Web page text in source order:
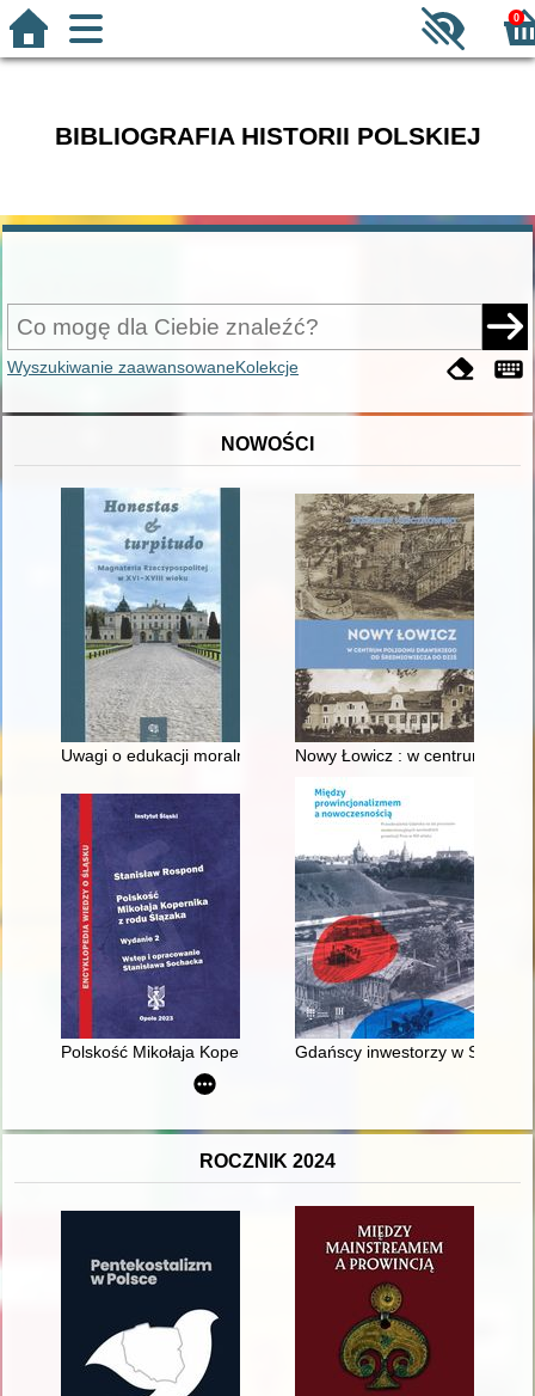
0
BIBLIOGRAFIA HISTORII POLSKIEJ
Wyszukiwanie zaawansowaneKolekcje
NOWOŚCI
Uwagi o edukacji moralnej synów szlacheckich w XVI-
Nowy Łowicz : w centrum
Polskość Mikołaja Kopernika z rodu Ślązaka
Gdańscy inwestorzy w
ROCZNIK 2024